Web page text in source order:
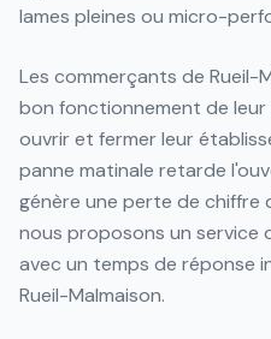
lames pleines ou micro-
Les commerçants de Rueil-
bon fonctionnement de
ouvrir et fermer leur
panne matinale retarde
génère une perte de chiffre
nous proposons un service
avec un temps de réponse
Rueil-Malmaison.